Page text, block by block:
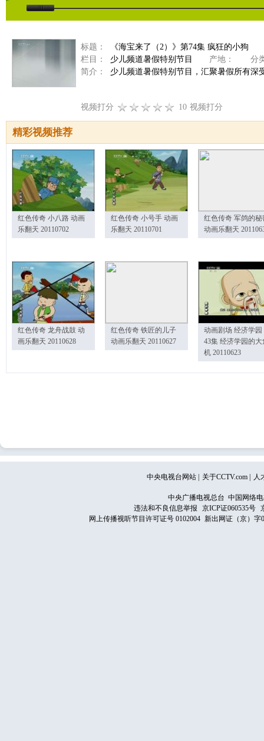
标题：
《海宝来了（2）》第74集 疯狂的小狗
栏目：
少儿频道暑假特别节目 产地：
分
简介：
少儿频道暑假特别节目，汇聚暑假所有深
视频打分 10 视频打分
精彩视频推荐
红色传奇 小八路 动画
乐翻天 20110702
红色传奇 小号手 动画
乐翻天 20110701
红色传奇 军鸽的秘
动画乐翻天
红色传奇 龙舟战鼓 动
画乐翻天 20110628
红色传奇 铁匠的儿子
动画乐翻天 20110627
动画剧场 经济学园
43集 经济学园的大
机 20110623
中央电视台网站 关于CCTV.com 人
中央广播电视总台 中国网络
违法和不良信息举报
京ICP证060535号
网上传播视听节目许可证号 0102004 新出网证（京）